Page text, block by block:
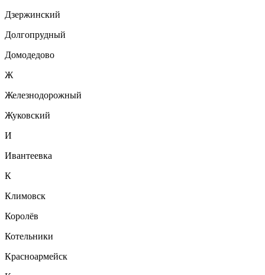
Дзержинский
Долгопрудный
Домодедово
Ж
Железнодорожный
Жуковский
И
Ивантеевка
К
Климовск
Королёв
Котельники
Красноармейск